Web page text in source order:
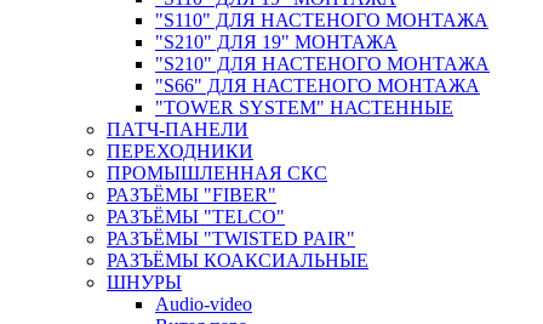
"S110" ДЛЯ НАСТЕНОГО МОНТАЖА
"S210" ДЛЯ 19" МОНТАЖА
"S210" ДЛЯ НАСТЕНОГО МОНТАЖА
"S66" ДЛЯ НАСТЕНОГО МОНТАЖА
"TOWER SYSTEM" НАСТЕННЫЕ
ПАТЧ-ПАНЕЛИ
ПЕРЕХОДНИКИ
ПРОМЫШЛЕННАЯ СКС
РАЗЪЁМЫ "FIBER"
РАЗЪЁМЫ "TELCO"
РАЗЪЁМЫ "TWISTED PAIR"
РАЗЪЁМЫ КОАКСИАЛЬНЫЕ
ШНУРЫ
Audio-video